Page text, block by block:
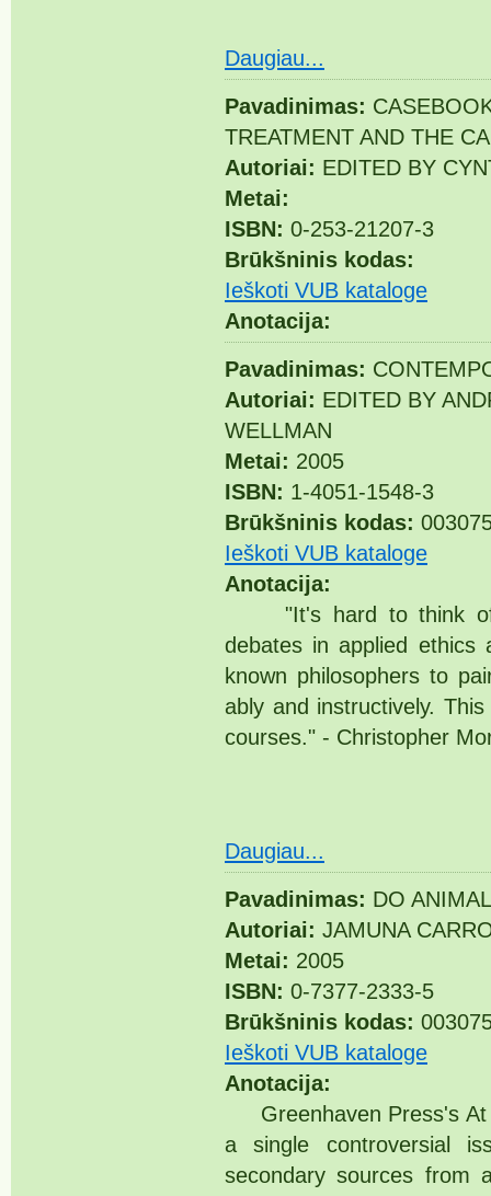
Daugiau...
Pavadinimas:
TREATMENT AND THE
Autoriai: EDITED BY
Metai:
ISBN: 0-253-21207-3
Brūkšninis kodas:
Ieškoti VUB kataloge
Anotacija:
Pavadinimas:
Autoriai: EDITED BY
WELLMAN
Metai: 2005
ISBN: 1-4051-1548-3
Brūkšninis kodas:
Ieškoti VUB kataloge
Anotacija:
"It's hard to think of a
debates in applied ethics
known philosophers to
ably and instructively.
courses." - Christopher
Daugiau...
Pavadinimas: DO
Autoriai: JAMUNA
Metai: 2005
ISBN: 0-7377-2333-5
Brūkšninis kodas:
Ieškoti VUB kataloge
Anotacija:
Greenhaven Press's At
a single controversial
secondary sources from